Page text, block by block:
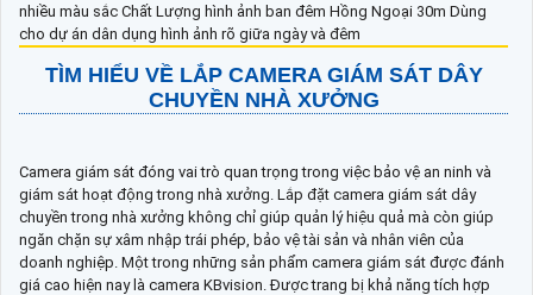
nhiều màu sắc Chất Lượng hình ảnh ban đêm Hồng Ngoại 30m Dùng
cho dự án dân dụng hình ảnh rõ giữa ngày và đêm
TÌM HIỂU VỀ LẮP CAMERA GIÁM SÁT DÂY
CHUYỀN NHÀ XƯỞNG
Camera giám sát đóng vai trò quan trọng trong việc bảo vệ an ninh và
giám sát hoạt động trong nhà xưởng. Lắp đặt camera giám sát dây
chuyền trong nhà xưởng không chỉ giúp quản lý hiệu quả mà còn giúp
ngăn chặn sự xâm nhập trái phép, bảo vệ tài sản và nhân viên của
doanh nghiệp. Một trong những sản phẩm camera giám sát được đánh
giá cao hiện nay là camera KBvision. Được trang bị khả năng tích hợp